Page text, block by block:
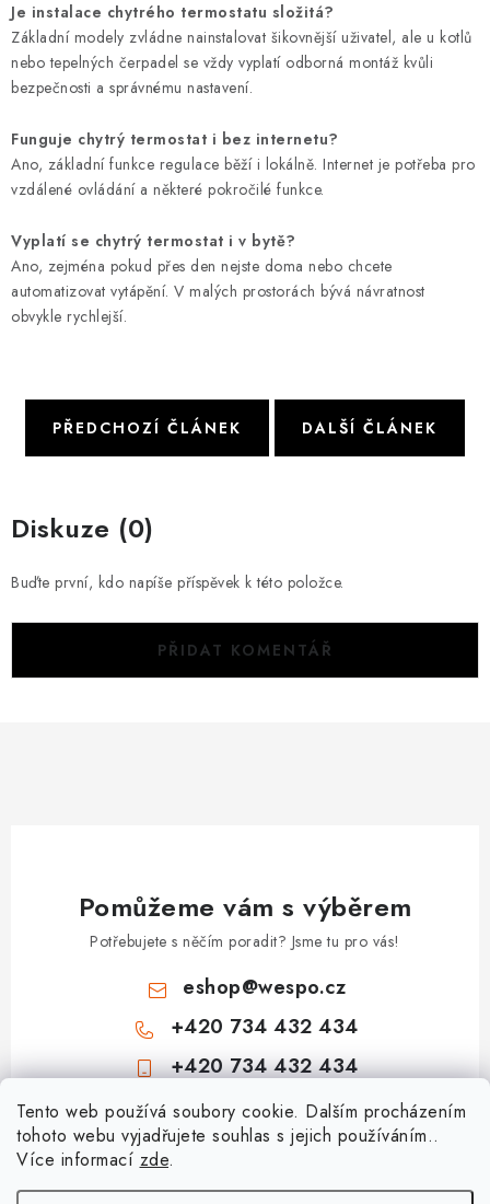
Tento web používá soubory cookie. Dalším procházením
tohoto webu vyjadřujete souhlas s jejich používáním..
Více informací zde.
Je instalace chytrého termostatu složitá?
Základní modely zvládne nainstalovat šikovnější uživatel, ale u kotlů
nebo tepelných čerpadel se vždy vyplatí odborná montáž kvůli
bezpečnosti a správnému nastavení.
Funguje chytrý termostat i bez internetu?
Ano, základní funkce regulace běží i lokálně. Internet je potřeba pro
vzdálené ovládání a některé pokročilé funkce.
Vyplatí se chytrý termostat i v bytě?
Ano, zejména pokud přes den nejste doma nebo chcete
automatizovat vytápění. V malých prostorách bývá návratnost
obvykle rychlejší.
PŘEDCHOZÍ ČLÁNEK DALŠÍ ČLÁNEK
Diskuze (0)
Buďte první, kdo napíše příspěvek k této položce.
PŘIDAT KOMENTÁŘ
Pomůžeme vám s výběrem
Potřebujete s něčím poradit? Jsme tu pro vás!
eshop@wespo.cz
+420 734 432 434
+420 734 432 434
Informace pro vás